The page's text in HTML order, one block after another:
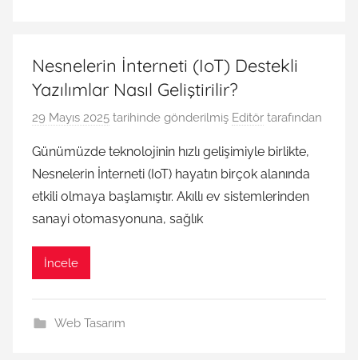
Nesnelerin İnterneti (IoT) Destekli
Yazılımlar Nasıl Geliştirilir?
29 Mayıs 2025 tarihinde gönderilmiş Editör tarafından
Günümüzde teknolojinin hızlı gelişimiyle birlikte,
Nesnelerin İnterneti (IoT) hayatın birçok alanında
etkili olmaya başlamıştır. Akıllı ev sistemlerinden
sanayi otomasyonuna, sağlık
İncele
Web Tasarım